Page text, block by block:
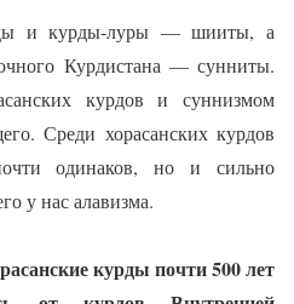
курды-луры — шииты, а
Курдистана — сунниты.
курдов и суннизмом
Среди хорасанских курдов
одинаков, но и сильно
у нас алавизма.
курды почти 500 лет